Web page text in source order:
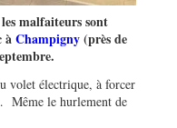
malfaiteurs sont
àChampigny(près de
volet électrique, à forcer
Même le hurlement de